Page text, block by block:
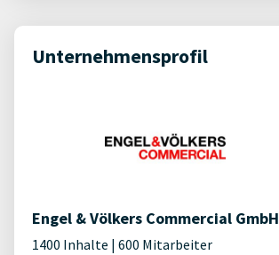
Unternehmensprofil
Engel & Völkers Commercial GmbH
1400 Inhalte | 600 Mitarbeiter